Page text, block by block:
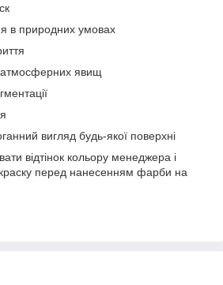
в природних умовах
атмосферних явищ
вигляд будь-якої поверхні
відтінок кольору менеджера і
перед нанесенням фарби на